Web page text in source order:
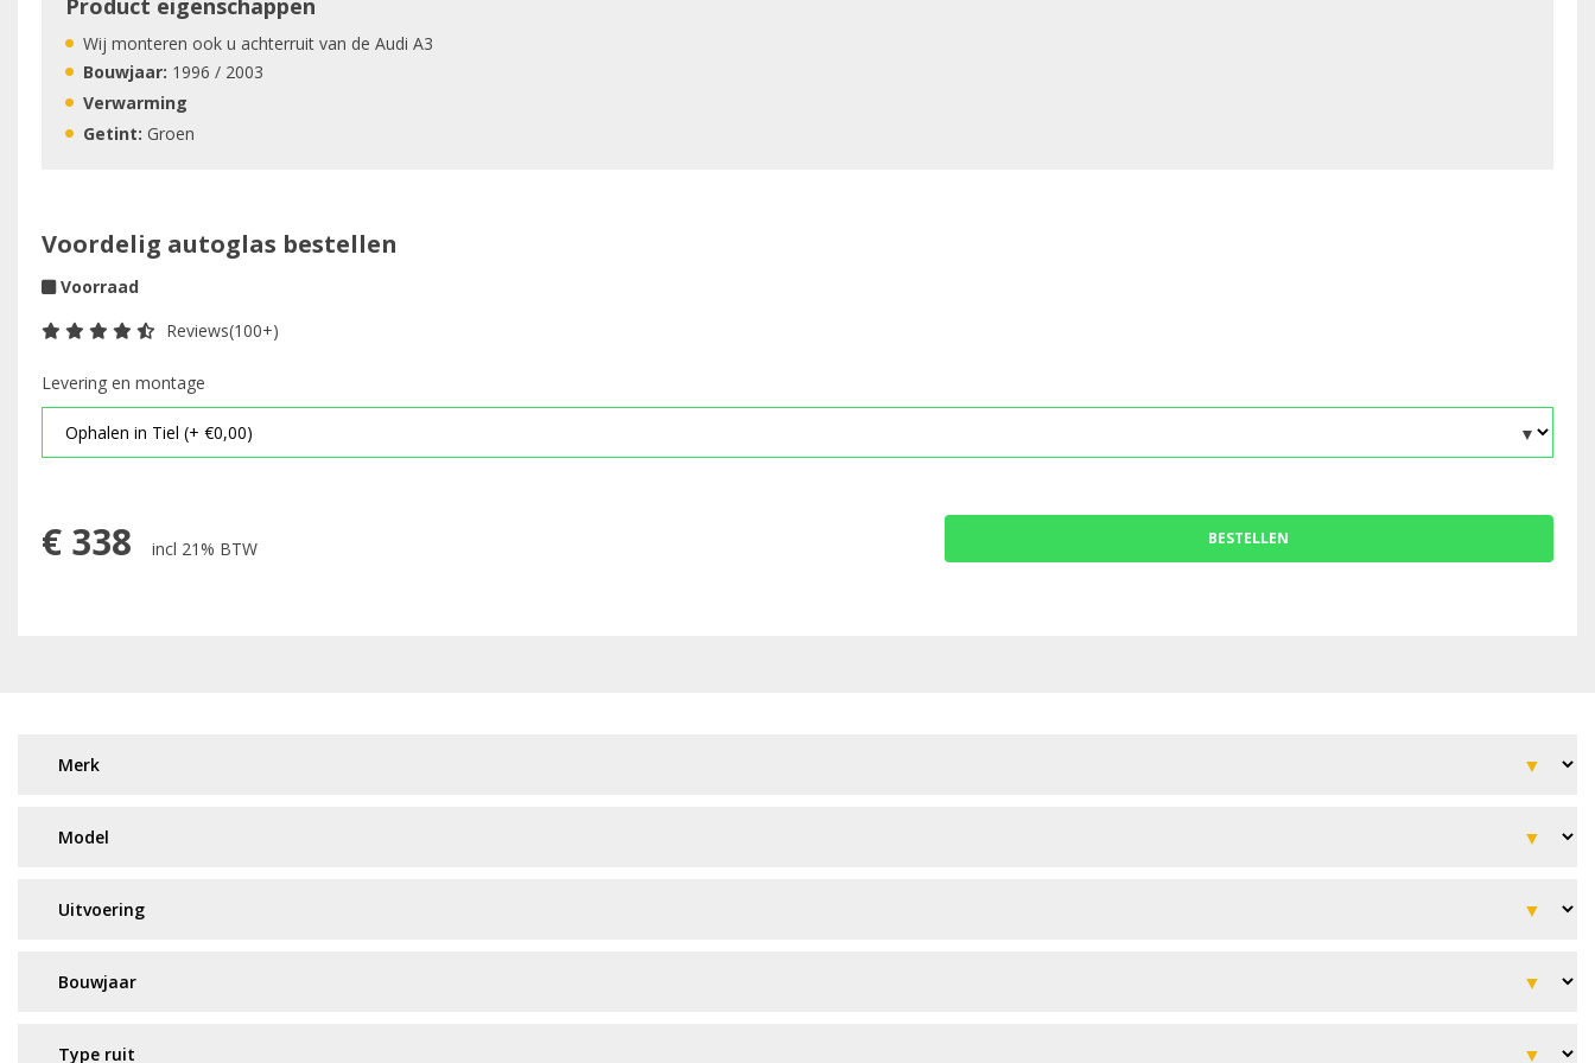
Product eigenschappen
Wij monteren ook u achterruit van de Audi A3
Bouwjaar: 1996 / 2003
Verwarming
Getint: Groen
Voordelig autoglas bestellen
Voorraad
Reviews(100+)
Levering en montage
€ 338 incl 21% BTW BESTELLEN